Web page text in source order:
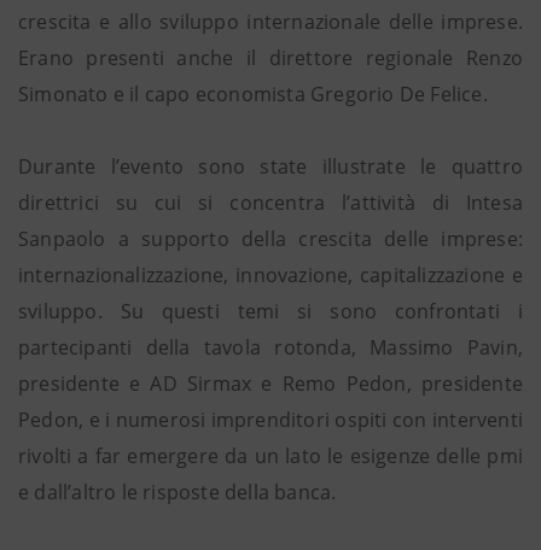
crescita e allo sviluppo internazionale delle imprese.
Erano presenti anche il direttore regionale Renzo
Simonato e il capo economista Gregorio De Felice.
Durante l’evento sono state illustrate le quattro
direttrici su cui si concentra l’attività di Intesa
Sanpaolo a supporto della crescita delle imprese:
internazionalizzazione, innovazione, capitalizzazione e
sviluppo. Su questi temi si sono confrontati i
partecipanti della tavola rotonda, Massimo Pavin,
presidente e AD Sirmax e Remo Pedon, presidente
Pedon, e i numerosi imprenditori ospiti con interventi
rivolti a far emergere da un lato le esigenze delle pmi
e dall’altro le risposte della banca.